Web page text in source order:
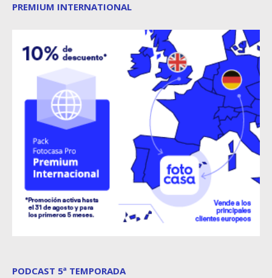
PREMIUM INTERNATIONAL
PODCAST 5ª TEMPORADA